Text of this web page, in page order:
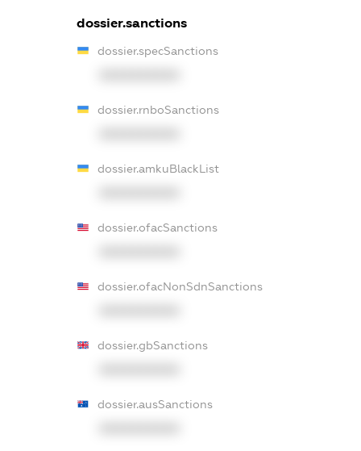
dossier.sanctions
dossier.specSanctions
dossier.rnboSanctions
dossier.amkuBlackList
dossier.ofacSanctions
dossier.ofacNonSdnSanctions
dossier.gbSanctions
dossier.ausSanctions